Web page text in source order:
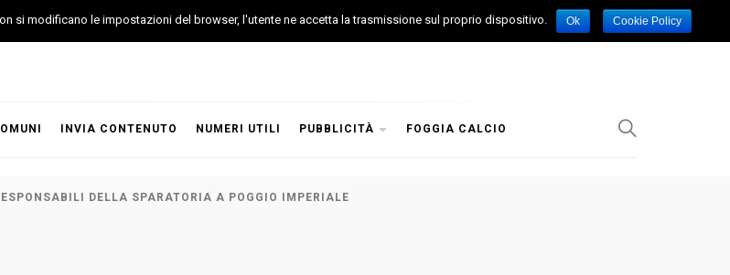
INVIA CONTENUTO NUMERI UTILI PUBBLICITÀ FOGGIA CALCIO
DELLA SPARATORIA A POGGIO IMPERIALE
si modificano le impostazioni del browser, l'utente ne accetta la trasmissione sul proprio dispositivo. Ok Cookie Policy